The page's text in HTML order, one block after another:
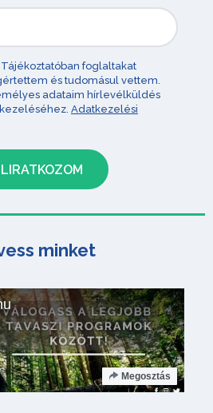
foglaltakat
és tudomásul vettem.
adataim hírlevélküldés
Adatkezelési
minket
Megosztás